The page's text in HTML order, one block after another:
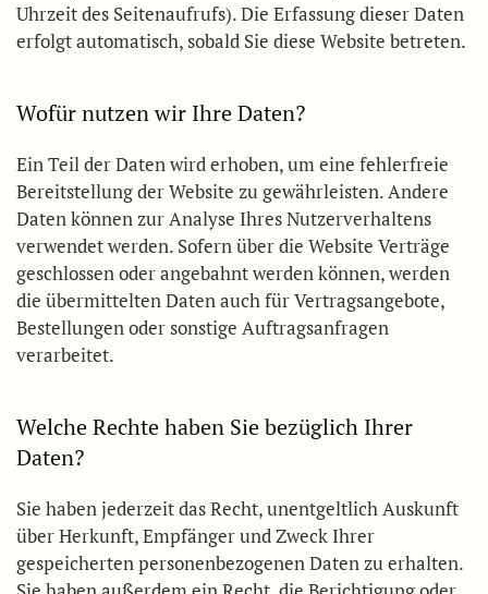
Uhrzeit des Seitenaufrufs). Die Erfassung dieser Daten
erfolgt automatisch, sobald Sie diese Website betreten.
Wofür nutzen wir Ihre Daten?
Ein Teil der Daten wird erhoben, um eine fehlerfreie
Bereitstellung der Website zu gewährleisten. Andere
Daten können zur Analyse Ihres Nutzerverhaltens
verwendet werden. Sofern über die Website Verträge
geschlossen oder angebahnt werden können, werden
die übermittelten Daten auch für Vertragsangebote,
Bestellungen oder sonstige Auftragsanfragen
verarbeitet.
Welche Rechte haben Sie bezüglich Ihrer
Daten?
Sie haben jederzeit das Recht, unentgeltlich Auskunft
über Herkunft, Empfänger und Zweck Ihrer
gespeicherten personenbezogenen Daten zu erhalten.